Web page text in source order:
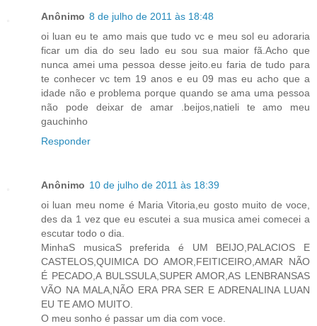
Anônimo 8 de julho de 2011 às 18:48
oi luan eu te amo mais que tudo vc e meu sol eu adoraria
ficar um dia do seu lado eu sou sua maior fã.Acho que
nunca amei uma pessoa desse jeito.eu faria de tudo para
te conhecer vc tem 19 anos e eu 09 mas eu acho que a
idade não e problema porque quando se ama uma pessoa
não pode deixar de amar .beijos,natieli te amo meu
gauchinho
Responder
Anônimo 10 de julho de 2011 às 18:39
oi luan meu nome é Maria Vitoria,eu gosto muito de voce,
des da 1 vez que eu escutei a sua musica amei comecei a
escutar todo o dia.
MinhaS musicaS preferida é UM BEIJO,PALACIOS E
CASTELOS,QUIMICA DO AMOR,FEITICEIRO,AMAR NÃO
É PECADO,A BULSSULA,SUPER AMOR,AS LENBRANSAS
VÃO NA MALA,NÃO ERA PRA SER E ADRENALINA LUAN
EU TE AMO MUITO.
O meu sonho é passar um dia com voce.